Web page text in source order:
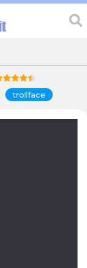
trollface